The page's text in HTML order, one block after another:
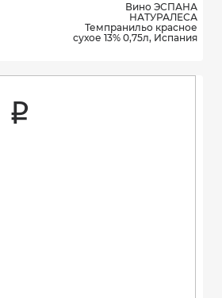
Вино ЭСПАНА
НАТУРАЛЕСА
Темпранильо красное
сухое 13% 0,75л, Испания
i